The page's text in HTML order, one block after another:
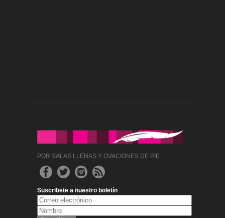
POR SALAS LLENAS Y OVACIONES DE PIE
Suscribete a nuestro boletín